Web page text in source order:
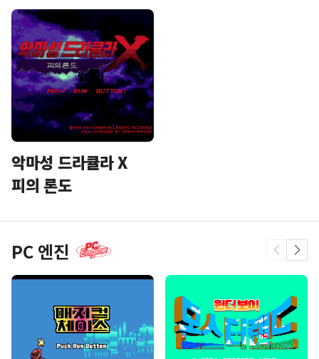
스타 오션
악마성 드라큘라 X
피의 론도
PC 엔진